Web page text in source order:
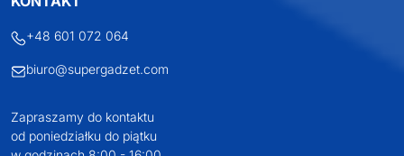
+48 601 072 064
biuro@supergadzet.com
Zapraszamy do kontaktu
od poniedziałku do piątku